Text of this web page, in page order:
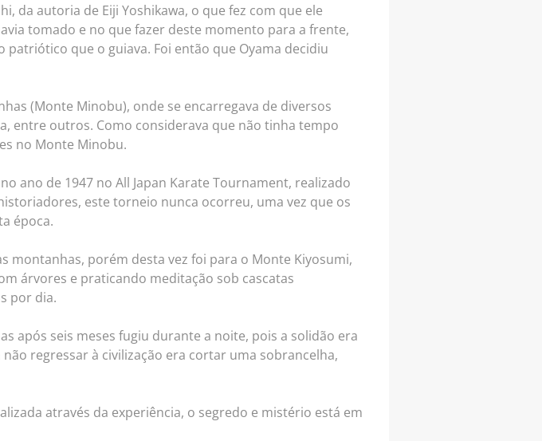
da autoria de Eiji Yoshikawa, o que fez com que ele
tomado e no que fazer deste momento para a frente,
que o guiava. Foi então que Oyama decidiu
(Monte Minobu), onde se encarregava de diversos
entre outros. Como considerava que não tinha tempo
no Monte Minobu.
ano de 1947 no All Japan Karate Tournament, realizado
este torneio nunca ocorreu, uma vez que os
época.
montanhas, porém desta vez foi para o Monte Kiyosumi,
árvores e praticando meditação sob cascatas
por dia.
após seis meses fugiu durante a noite, pois a solidão era
regressar à civilização era cortar uma sobrancelha,
através da experiência, o segredo e mistério está em